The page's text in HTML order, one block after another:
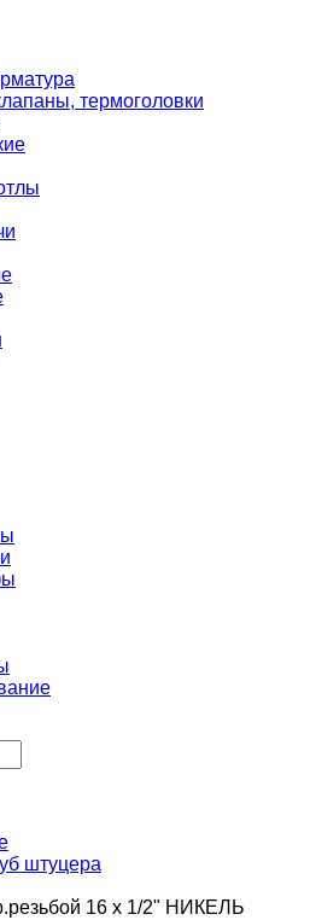
термоголовки
штуцера
16 х 1/2" НИКЕЛЬ